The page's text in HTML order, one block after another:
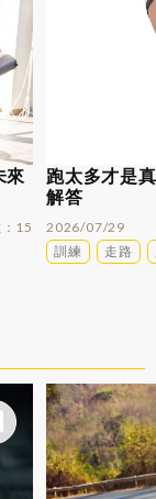
來
15
跑太多才是
解答
2026/07/29
訓練
走路